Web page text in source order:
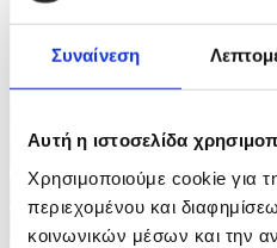
Συναίνεση
Αυτή η ιστοσελίδα
Χρησιμοποιούμε cookie για
περιεχομένου και
κοινωνικών μέσων και την